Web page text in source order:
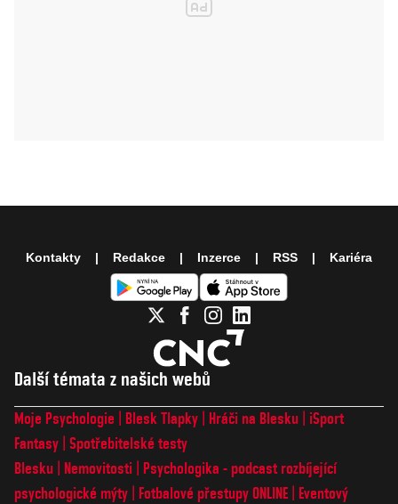
Další témata z našich webů
Moje Psychologie Blesk Tlapky Hráči na Blesku
iSport
Fantasy Spotřebitelské testy
Blesku
Nemovitosti
Psychologika - podcast rozbíjející
psychologické mýty
Fotbalové přestupy ONLINE
Eventový
Kontakty Redakce Inzerce RSS Kariéra